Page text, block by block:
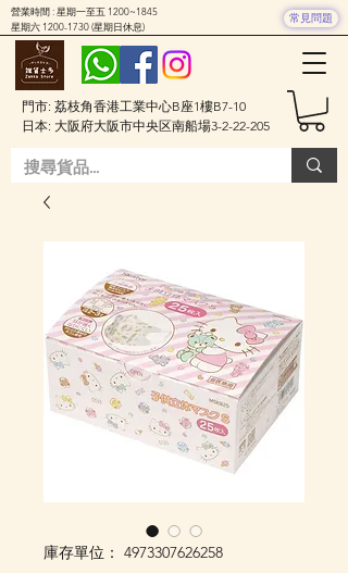
門市: 荔枝角香港工業中心B座1樓B7-10
日本: 大阪府大阪市中央区南船場3-2-22-205
營業時間 : 星期一至五 1200~1845
星期六 1200-1730(星期日休息)
常見問題
庫存單位： 4973307626258